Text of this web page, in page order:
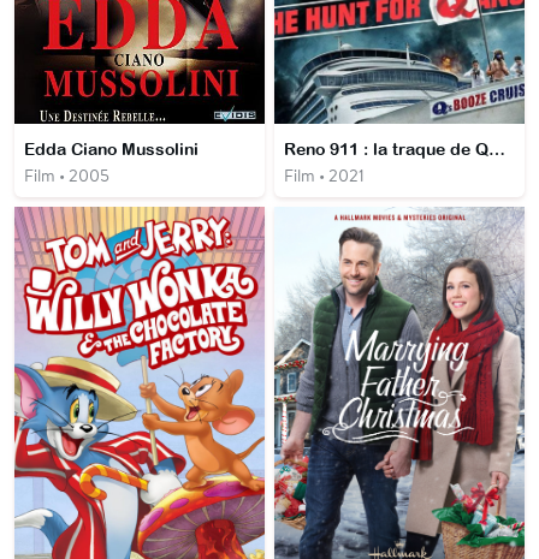
Edda Ciano Mussolini
Film • 2005
Reno 911 : la traque de QAnon
Film • 2021